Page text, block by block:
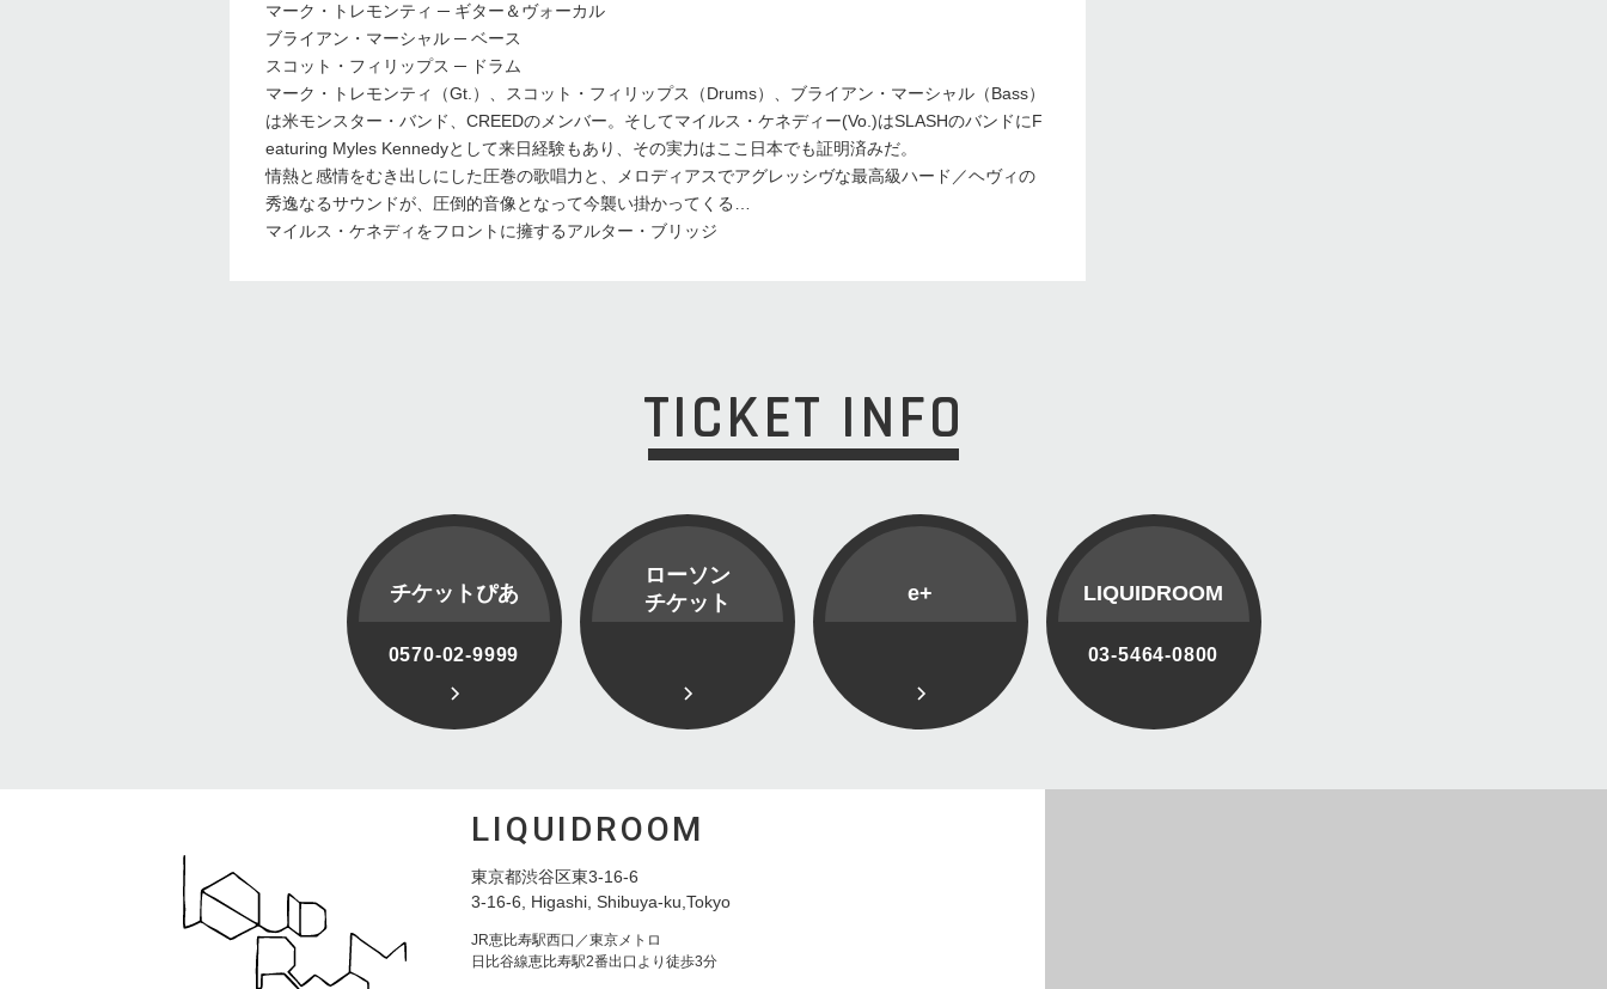
マーク・トレモンティ ─ ギター＆ヴォーカル
ブライアン・マーシャル ─ ベース
スコット・フィリップス ─ ドラム
マーク・トレモンティ（Gt.）、スコット・フィリップス（Drums）、ブライアン・マーシャル（Bass）
は米モンスター・バンド、CREEDのメンバー。そしてマイルス・ケネディー(Vo.)はSLASHのバンドにF
eaturing Myles Kennedyとして来日経験もあり、その実力はここ日本でも証明済みだ。
情熱と感情をむき出しにした圧巻の歌唱力と、メロディアスでアグレッシヴな最高級ハード／ヘヴィの
秀逸なるサウンドが、圧倒的音像となって今襲い掛かってくる…
マイルス・ケネディをフロントに擁するアルター・ブリッジ
TICKET INFO
チケットぴあ
0570-02-9999
ローソン
チケット
e+ LIQUIDROOM
03-5464-0800
LIQUIDROOM
東京都渋谷区東3-16-6
3-16-6, Higashi, Shibuya-ku,Tokyo
JR恵比寿駅西口／東京メトロ
日比谷線恵比寿駅2番出口より徒歩3分